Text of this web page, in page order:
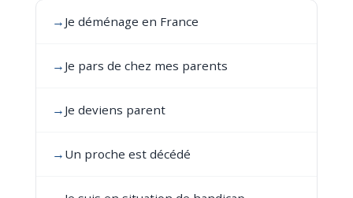
→ Je déménage en France
→ Je pars de chez mes parents
→ Je deviens parent
→ Un proche est décédé